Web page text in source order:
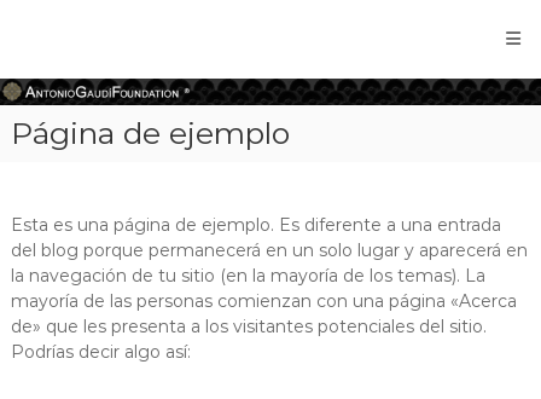
Gaudi
Foundation
Página de ejemplo
Esta es una página de ejemplo. Es diferente a una entrada
del blog porque permanecerá en un solo lugar y aparecerá en
la navegación de tu sitio (en la mayoría de los temas). La
mayoría de las personas comienzan con una página «Acerca
de» que les presenta a los visitantes potenciales del sitio.
Podrías decir algo así: